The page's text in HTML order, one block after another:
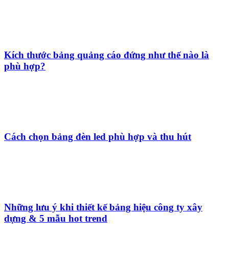
Kích thước bảng quảng cáo đứng như thế nào là
phù hợp?
Cách chọn bảng đèn led phù hợp và thu hút
Những lưu ý khi thiết kế bảng hiệu công ty xây
dựng & 5 mẫu hot trend